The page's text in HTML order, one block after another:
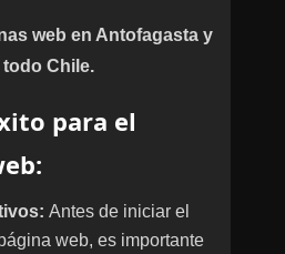
web en Antofagasta y
todo Chile.
para el
Antes de iniciar el
web, es importante